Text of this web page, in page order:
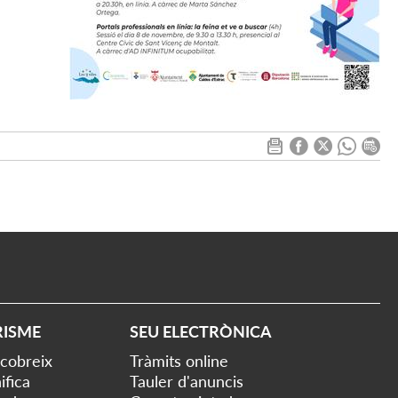
SEU ELECTRÒNICA
Tràmits online
Tauler d'anuncis